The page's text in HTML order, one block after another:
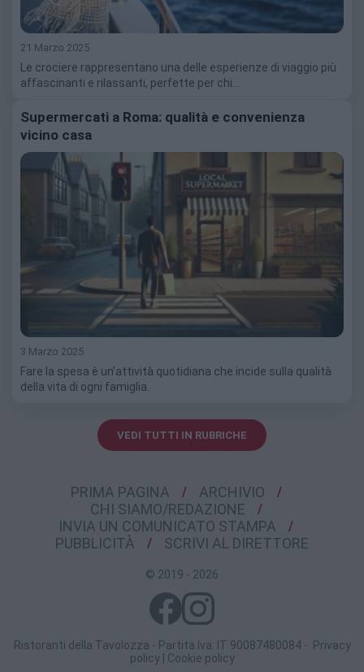
21 Marzo 2025
Le crociere rappresentano una delle esperienze di viaggio più
affascinanti e rilassanti, perfette per chi…
Supermercati a Roma: qualità e convenienza
vicino casa
3 Marzo 2025
Fare la spesa è un’attività quotidiana che incide sulla qualità
della vita di ogni famiglia.
VEDI TUTTI IN RUBRICHE
PRIMA PAGINA
ARCHIVIO
CHI SIAMO/REDAZIONE
INVIA UN COMUNICATO STAMPA
PUBBLICITÀ
SCRIVI AL DIRETTORE
© 2019 - 2026
Ristoranti della Tavolozza - Partita Iva: IT 90087480084 - Privacy
policy| Cookie policy